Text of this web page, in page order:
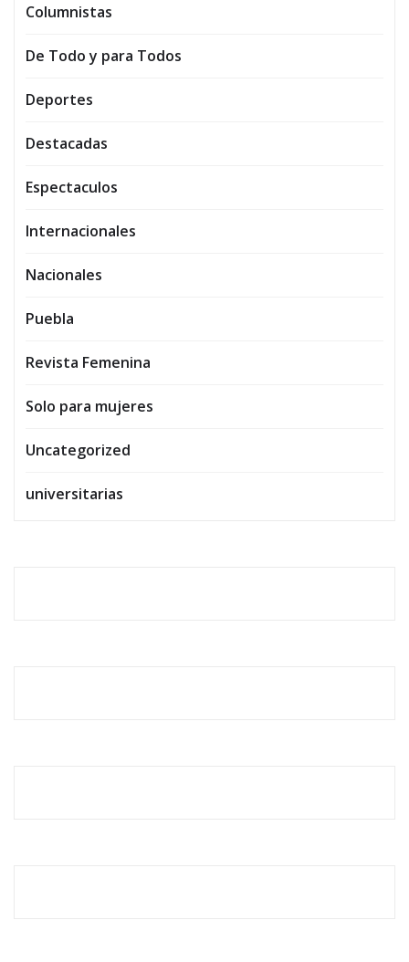
Columnistas
De Todo y para Todos
Deportes
Destacadas
Espectaculos
Internacionales
Nacionales
Puebla
Revista Femenina
Solo para mujeres
Uncategorized
universitarias